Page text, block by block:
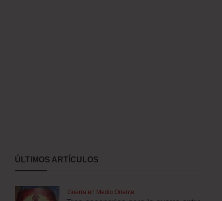
ÚLTIMOS ARTÍCULOS
Guerra en Medio Oriente